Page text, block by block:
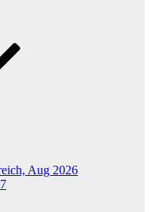
Aug 2026